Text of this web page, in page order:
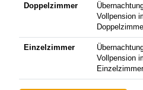
Doppelzimmer
Vollpension
Einzelzimmer
Vollpension